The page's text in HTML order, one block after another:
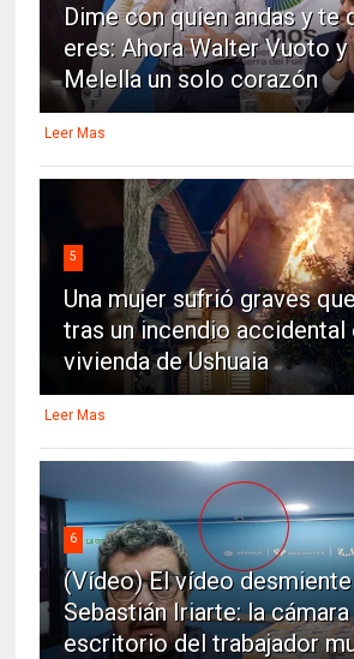
Dime con quien andas y te
eres: Ahora Walter Vuoto y
Melella un solo corazón
Leer Mas
5
Una mujer sufrió graves
tras un incendio accidental
vivienda de Ushuaia
Leer Mas
6
(Vídeo) El vídeo
Sebastián Iriarte: la
escritorio del trabajador